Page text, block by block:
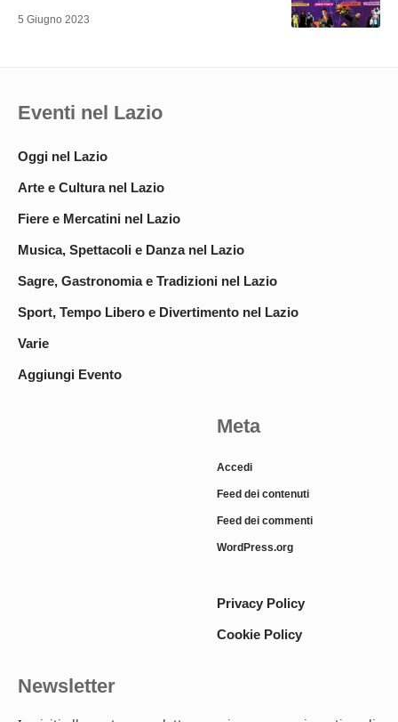
5 Giugno 2023
Eventi nel Lazio
Oggi nel Lazio
Arte e Cultura nel Lazio
Fiere e Mercatini nel Lazio
Musica, Spettacoli e Danza nel Lazio
Sagre, Gastronomia e Tradizioni nel Lazio
Sport, Tempo Libero e Divertimento nel Lazio
Varie
Aggiungi Evento
Meta
Accedi
Feed dei contenuti
Feed dei commenti
WordPress.org
Privacy Policy
Cookie Policy
Newsletter